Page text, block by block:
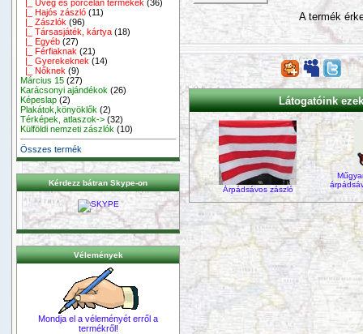
|_ Üveg és porcelán termékek (36)
|_ Hajós zászló (11)
|_ Zászlók (96)
|_ Társasjáték, kártya (18)
|_ Egyéb (27)
|_ Férfiaknak (21)
|_ Gyerekeknek (14)
|_ Nőknek (9)
Március 15 (27)
Karácsonyi ajándékok (26)
Képeslap (2)
Plakátok,könyöklők (2)
Térképek, atlaszok-> (32)
Külföldi nemzeti zászlók (10)
Összes termék
Kérdezz bátran Skype-on
Vélemények
Mondja el a véleményét erről a
termékről!
A termék
Látogatóink
Árpádsávos zászló